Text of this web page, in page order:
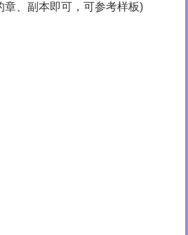
章、副本即可，可参考样板)